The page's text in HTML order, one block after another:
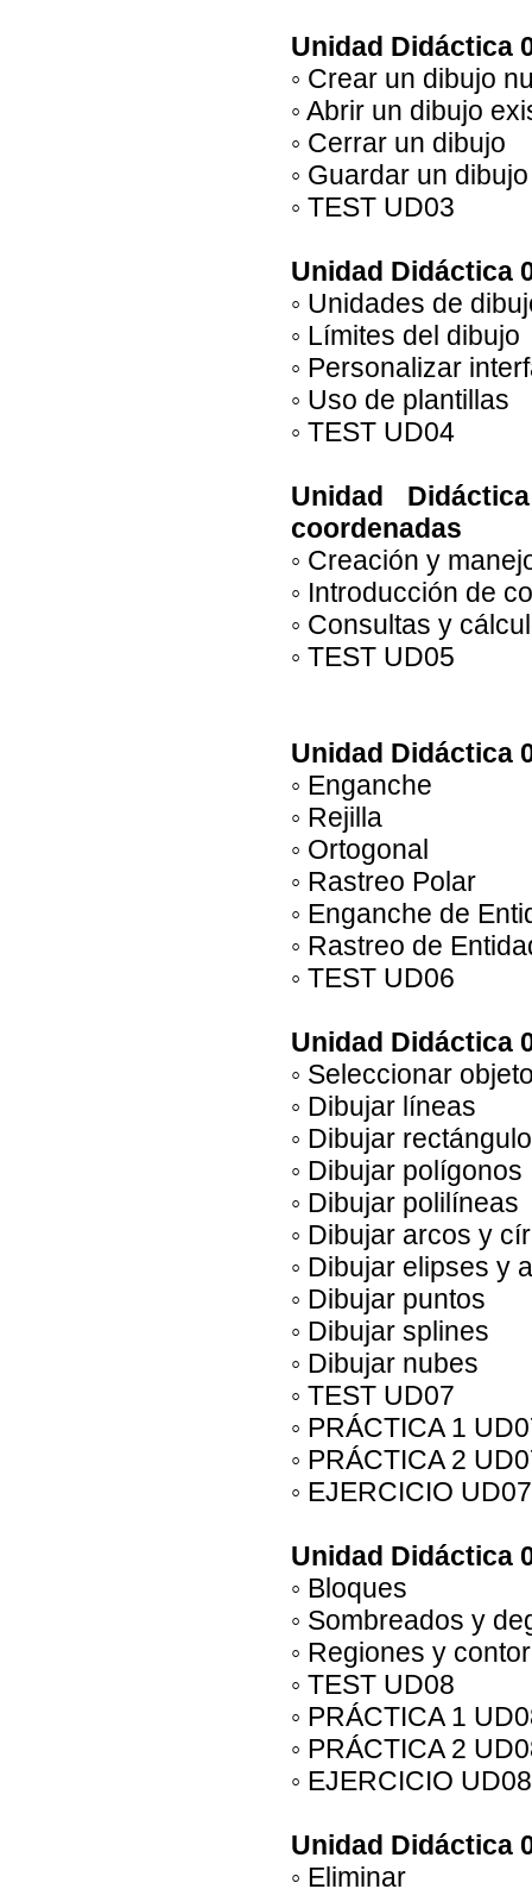
Unidad Didáctica
◦ Crear un dibujo
◦ Abrir un dibujo
◦ Cerrar un dibujo
◦ Guardar un dibujo
◦ TEST UD03
Unidad Didáctica
◦ Unidades de
◦ Límites del dibujo
◦ Personalizar
◦ Uso de plantillas
◦ TEST UD04
Unidad
coordenadas
◦ Creación y
◦ Introducción de
◦ Consultas y
◦ TEST UD05
Unidad Didáctica
◦ Enganche
◦ Rejilla
◦ Ortogonal
◦ Rastreo Polar
◦ Enganche de
◦ Rastreo de
◦ TEST UD06
Unidad Didáctica
◦ Seleccionar
◦ Dibujar líneas
◦ Dibujar
◦ Dibujar polígonos
◦ Dibujar polilíneas
◦ Dibujar arcos y
◦ Dibujar elipses y
◦ Dibujar puntos
◦ Dibujar splines
◦ Dibujar nubes
◦ TEST UD07
◦ PRÁCTICA 1
◦ PRÁCTICA 2
◦ EJERCICIO
Unidad Didáctica
◦ Bloques
◦ Sombreados y
◦ Regiones y
◦ TEST UD08
◦ PRÁCTICA 1
◦ PRÁCTICA 2
◦ EJERCICIO
Unidad Didáctica
◦ Eliminar